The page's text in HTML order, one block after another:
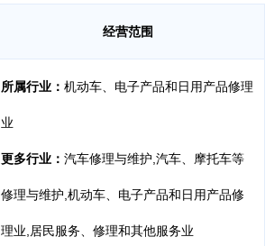
经营范围
所属行业： 机动车、电子产品和日用产品修理
业
更多行业： 汽车修理与维护,汽车、摩托车等
修理与维护,机动车、电子产品和日用产品修
理业,居民服务、修理和其他服务业